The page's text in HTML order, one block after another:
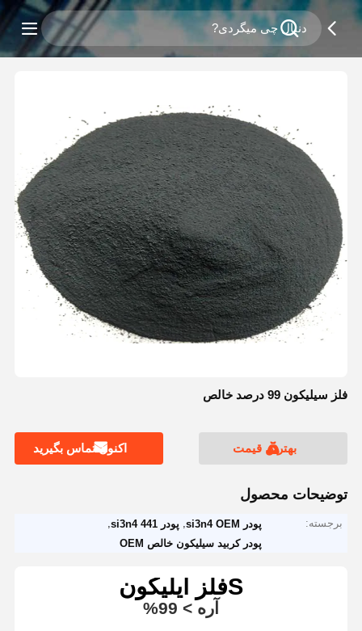
فلز سیلیکون 99 درصد خالص
بهترین قیمت اکنون تماس بگیرید
توضیحات محصول
برجسته: پودر si3n4 OEM پودر 441 si3n4
پودر کربید سیلیکون خالص OEM
Sفلز ایلیکون
آره > 9
9
%